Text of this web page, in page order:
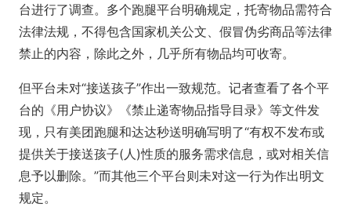
台进行了调查。多个跑腿平台明确规定，托寄物品需符合
法律法规，不得包含国家机关公文、假冒伪劣商品等法律
禁止的内容，除此之外，几乎所有物品均可收寄。
但平台未对“接送孩子”作出一致规范。记者查看了各个平
台的《用户协议》《禁止递寄物品指导目录》等文件发
现，只有美团跑腿和达达秒送明确写明了“有权不发布或
提供关于接送孩子(人)性质的服务需求信息，或对相关信
息予以删除。”而其他三个平台则未对这一行为作出明文
规定。